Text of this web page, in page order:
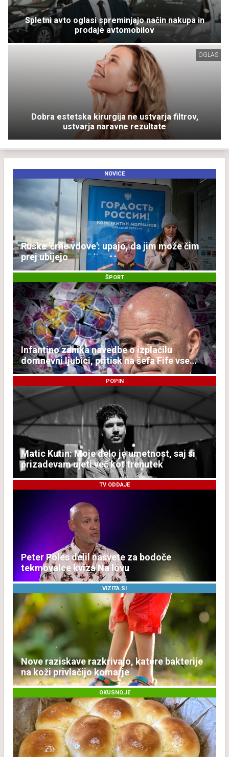
Spletni avto oglasi spreminjajo način nakupa in
prodaje avtomobilov
OGLAS
Dobra estetska kirurgija ne ustvarja filtrov,
ustvarja naravne rezultate
NOVICE
Ruske 'črne vdove': upajo, da jim može čim
prej ubijejo
ŠPORT
Infantino zanika navedbe o izplačilu
domnevni ljubici, pritisk na šefa Fife vse
večji
POPIN
Matic Kutin: Moje delo je umetnost, saj si
prizadevam ujeti več kot trenutek
TV ODDAJE
Peter Poles delil nasvete za bodoče
tekmovalce kviza Na lovu
VIZITA.SI
Nove raziskave razkrivajo, katere bakterije
na koži privlačijo komarje
OKUSNO.JE